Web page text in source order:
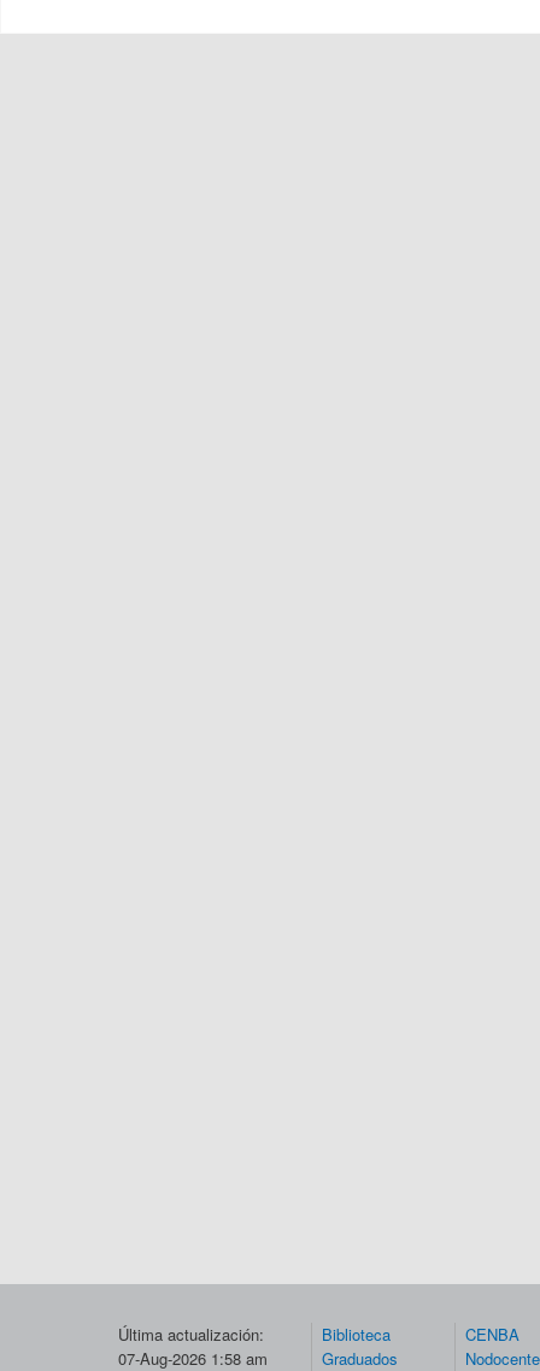
Última actualización:
07-Aug-2026 1:58 am
Biblioteca
Graduados
CENBA